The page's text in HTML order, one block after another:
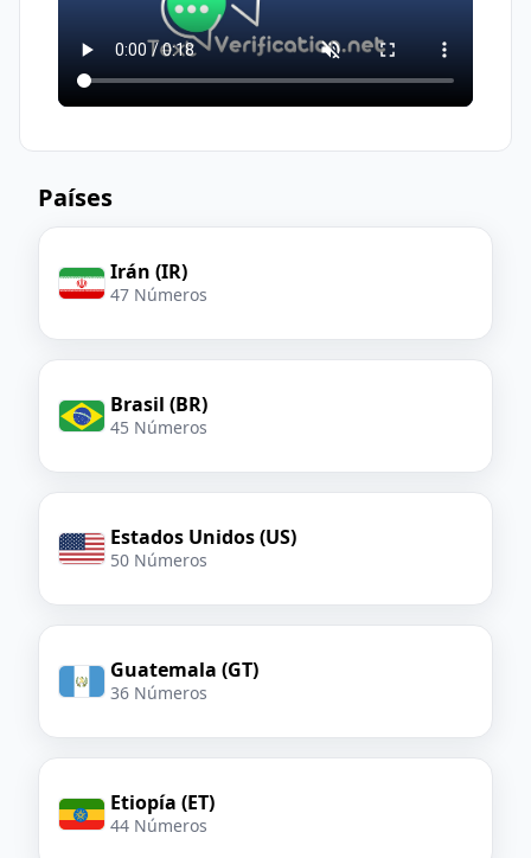
Países
Irán (IR)
47 Números
Brasil (BR)
45 Números
Estados Unidos (US)
50 Números
Guatemala (GT)
36 Números
Etiopía (ET)
44 Números